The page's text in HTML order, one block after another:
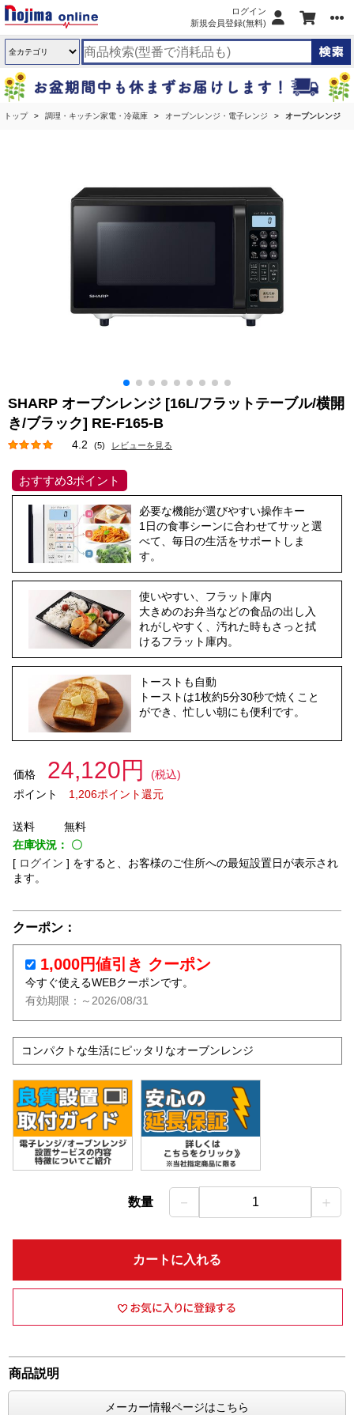
ログイン
新規会員登録(無料)
トップ 調理・キッチン家電・冷蔵庫 オーブンレンジ・電子レンジ オーブンレンジ
SHARP オーブンレンジ [16L/フラットテーブル/横開
き/ブラック] RE-F165-B
4.2 (5) レビューを見る
おすすめ3ポイント
必要な機能が選びやすい操作キー
1日の食事シーンに合わせてサッと選
べて、毎日の生活をサポートしま
す。
使いやすい、フラット庫内
大きめのお弁当などの食品の出し入
れがしやすく、汚れた時もさっと拭
けるフラット庫内。
トーストも自動
トーストは1枚約5分30秒で焼くこと
ができ、忙しい朝にも便利です。
価格 24,120円
(税込)
ポイント
1,206ポイント還元
送料
無料
在庫状況： 〇
[ ログイン ] をすると、お客様のご住所への最短設置日が表示され
ます。
クーポン：
1,000円値引き クーポン
今すぐ使えるWEBクーポンです。
有効期限：～2026/08/31
コンパクトな生活にピッタリなオーブンレンジ
数量 － 1 ＋
カートに入れる
商品説明
メーカー情報ページはこちら